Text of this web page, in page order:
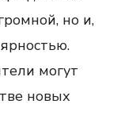
но и,
могут
новых